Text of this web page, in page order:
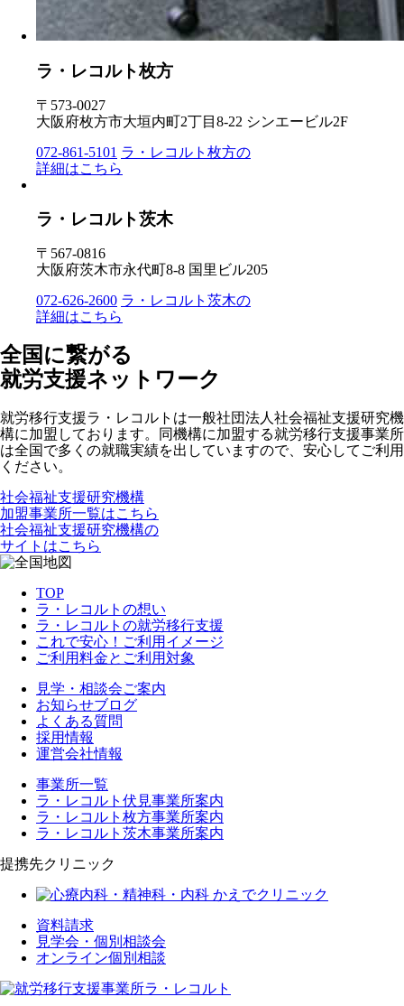
ラ・レコルト枚方
〒573-0027
大阪府枚方市大垣内町2丁目8-22 シンエービル2F
072-861-5101 ラ・レコルト枚方の
詳細はこちら
ラ・レコルト茨木
〒567-0816
大阪府茨木市永代町8-8 国里ビル205
072-626-2600 ラ・レコルト茨木の
詳細はこちら
全国に繋がる
就労支援ネットワーク
就労移行支援ラ・レコルトは一般社団法人社会福祉支援研究機
構に加盟しております。同機構に加盟する就労移行支援事業所
は全国で多くの就職実績を出していますので、安心してご利用
ください。
社会福祉支援研究機構
加盟事業所一覧はこちら
社会福祉支援研究機構の
サイトはこちら
TOP
ラ・レコルトの想い
ラ・レコルトの就労移行支援
これで安心！ご利用イメージ
ご利用料金とご利用対象
見学・相談会ご案内
お知らせブログ
よくある質問
採用情報
運営会社情報
事業所一覧
ラ・レコルト伏見事業所案内
ラ・レコルト枚方事業所案内
ラ・レコルト茨木事業所案内
提携先クリニック
資料請求
見学会・個別相談会
オンライン個別相談